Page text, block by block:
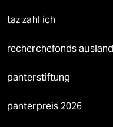
taz zahl ich
recherchefonds ausland
panterstiftung
panterpreis 2026